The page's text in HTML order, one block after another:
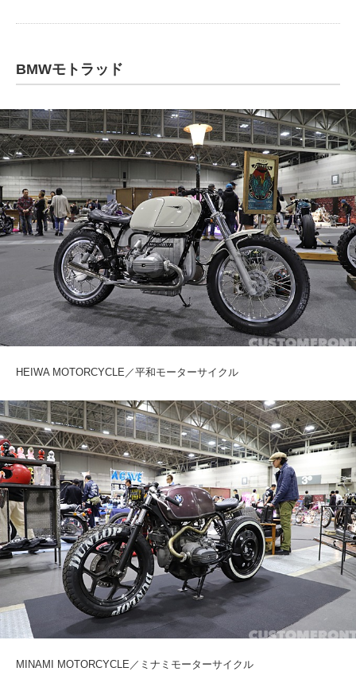
BMWモトラッド
HEIWA MOTORCYCLE／平和モーターサイクル
MINAMI MOTORCYCLE／ミナミモーターサイクル